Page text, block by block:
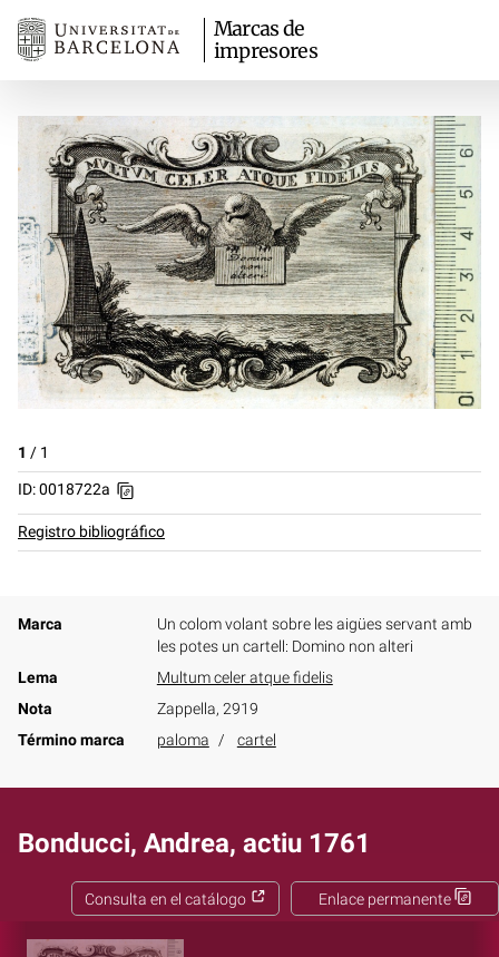
Marcas de
impresores
1 / 1
ID: 0018722a
Registro bibliográfico
Marca
Un colom volant sobre les aigües servant amb
les potes un cartell: Domino non alteri
Lema
Multum celer atque fidelis
Nota
Zappella, 2919
Término marca
paloma cartel
Bonducci, Andrea, actiu 1761
Enlace permanente
Consulta en el catálogo